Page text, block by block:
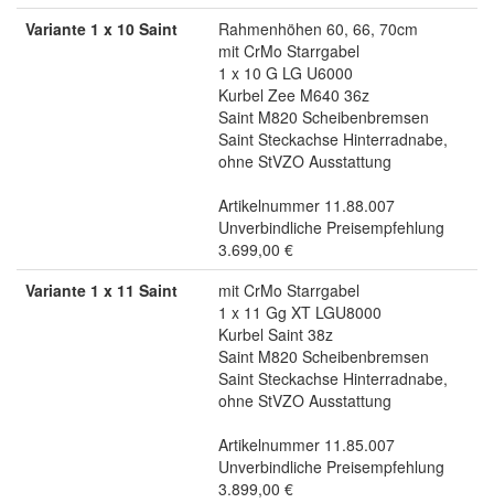
Variante 1 x 10 Saint
Rahmenhöhen 60, 66, 70cm
mit CrMo Starrgabel
1 x 10 G LG U6000
Kurbel Zee M640 36z
Saint M820 Scheibenbremsen
Saint Steckachse Hinterradnabe,
ohne StVZO Ausstattung
Artikelnummer 11.88.007
Unverbindliche Preisempfehlung
3.699,00 €
Variante 1 x 11 Saint
mit CrMo Starrgabel
1 x 11 Gg XT LGU8000
Kurbel Saint 38z
Saint M820 Scheibenbremsen
Saint Steckachse Hinterradnabe,
ohne StVZO Ausstattung
Artikelnummer 11.85.007
Unverbindliche Preisempfehlung
3.899,00 €